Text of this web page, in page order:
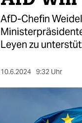
AfD-Chefin
Leyen zu
10.6.2024 9:32 Uhr